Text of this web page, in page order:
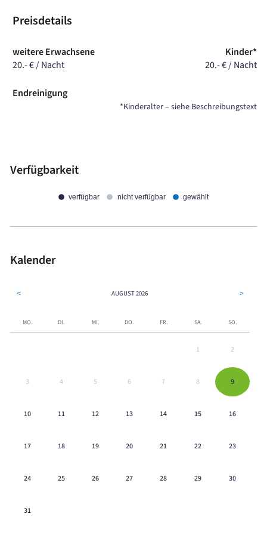
Preisdetails
weitere Erwachsene
20.- € / Nacht
Kinder*
20.- € / Nacht
Endreinigung
*Kinderalter – siehe Beschreibungstext
Verfügbarkeit
verfügbar nicht verfügbar gewählt
Kalender
< AUGUST2026 >
MO. DI. MI. DO. FR. SA. SO.
1 2
3 4 5 6 7 8 9
10 11 12 13 14 15 16
17 18 19 20 21 22 23
24 25 26 27 28 29 30
31